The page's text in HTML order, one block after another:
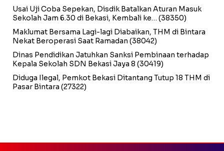
Usai Uji Coba Sepekan, Disdik Batalkan Aturan Masuk
Sekolah Jam 6.30 di Bekasi, Kembali ke… (38350)
Maklumat Bersama Lagi-lagi Diabaikan, THM di Bintara
Nekat Beroperasi Saat Ramadan (38042)
Dinas Pendidikan Jatuhkan Sanksi Pembinaan terhadap
Kepala Sekolah SDN Bekasi Jaya 8 (30419)
Diduga Ilegal, Pemkot Bekasi Ditantang Tutup 18 THM di
Pasar Bintara (27322)